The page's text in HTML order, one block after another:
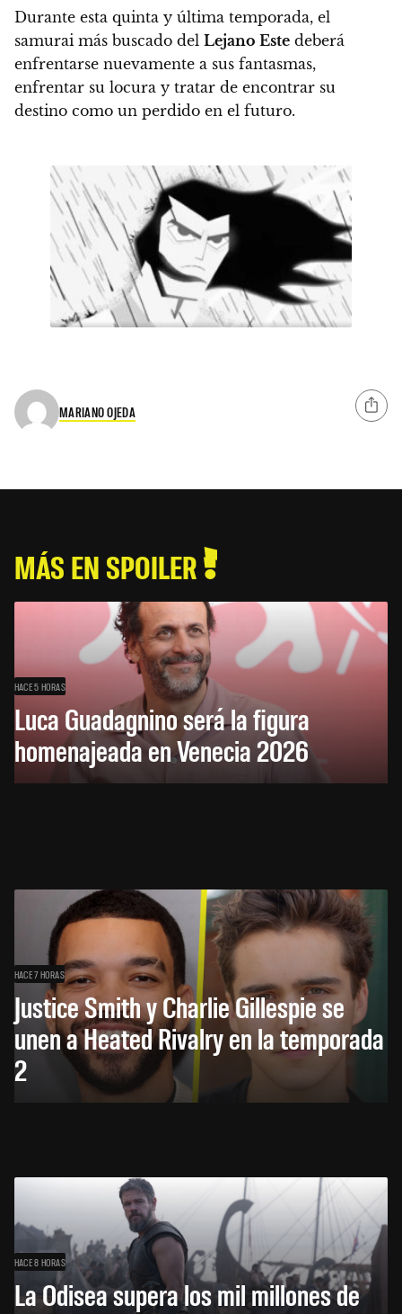
Durante esta quinta y última temporada, el
samurai más buscado del Lejano Este deberá
enfrentarse nuevamente a sus fantasmas,
enfrentar su locura y tratar de encontrar su
destino como un perdido en el futuro.
MARIANO OJEDA
MÁS EN SPOILER
HACE 5 HORAS
Luca Guadagnino será la figura
homenajeada en Venecia 2026
HACE 7 HORAS
Justice Smith y Charlie Gillespie se
unen a Heated Rivalry en la temporada
2
HACE 8 HORAS
La Odisea supera los mil millones de